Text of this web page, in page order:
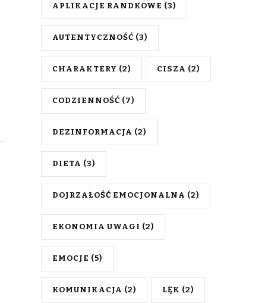
APLIKACJE RANDKOWE (3)
AUTENTYCZNOŚĆ (3)
CHARAKTERY (2) CISZA (2)
CODZIENNOŚĆ (7)
DEZINFORMACJA (2)
DIETA (3)
DOJRZAŁOŚĆ EMOCJONALNA (2)
EKONOMIA UWAGI (2)
EMOCJE (5)
KOMUNIKACJA (2) LĘK (2)